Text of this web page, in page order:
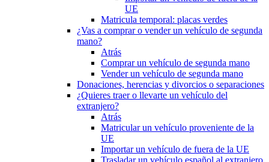
UE
Matricula temporal: placas verdes
¿Vas a comprar o vender un vehículo de segunda
mano?
Atrás
Comprar un vehículo de segunda mano
Vender un vehículo de segunda mano
Donaciones, herencias y divorcios o separaciones
¿Quieres traer o llevarte un vehículo del
extranjero?
Atrás
Matricular un vehículo proveniente de la
UE
Importar un vehículo de fuera de la UE